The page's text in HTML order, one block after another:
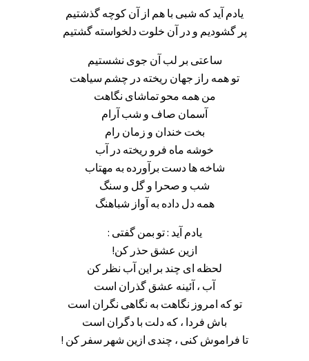
یادم آید که شبی با هم از آن کوچه گذشتیم
پر گشودیم و در آن خلوت دلخواسته گشتیم
ساعتی بر لب آن جوی نشستیم
تو همه راز جهان ریخته در چشم سیاهت
من همه محو تماشای نگاهت
آسمان صاف و شب آرام
بخت خندان و زمان رام
خوشه ماه فرو ریخته در آب
شاخه ها دست برآورده به مهتاب
شب و صحرا و گل و سنگ
همه دل داده به آواز شباهنگ
یادم آید : تو بمن گفتی :
ازین عشق حذر کن!
لحظه ای چند بر این آب نظر کن
آب ، آئینه عشق گذران است
تو که امروز نگاهت به نگاهی نگران است
باش فردا ، که دلت با دگران است
تا فراموش کنی ، چندی ازین شهر سفر کن !